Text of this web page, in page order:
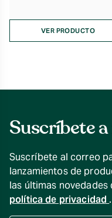
VER PRODUCTO
Suscríbete
Suscríbete al correo
lanzamientos de
las últimas novedades
política de privacidad .